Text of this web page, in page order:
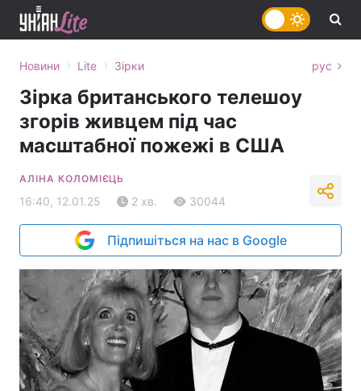
Новини › Lite › Зірки рус
Зірка британського телешоу
згорів живцем під час
масштабної пожежі в США
АЛІНА КОЛОМІЄЦЬ
16:40, 12.01.25 2 хв. 30044
Підпишіться на нас в Google